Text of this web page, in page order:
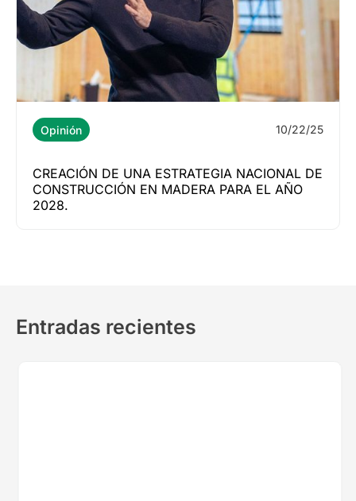
Opinión 10/22/25
CREACIÓN DE UNA ESTRATEGIA NACIONAL DE
CONSTRUCCIÓN EN MADERA PARA EL AÑO
2028.
Entradas recientes